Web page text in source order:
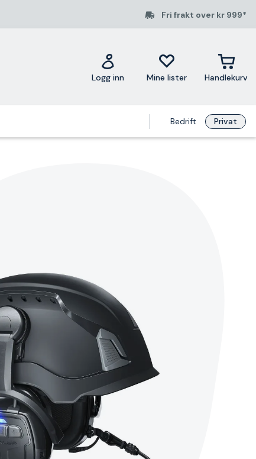
Fri frakt over kr 999*
Logg inn Mine lister Handlekurv
Bedrift Privat